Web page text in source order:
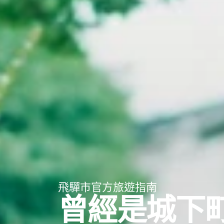
飛驒市官方旅遊指南
曾經是城下